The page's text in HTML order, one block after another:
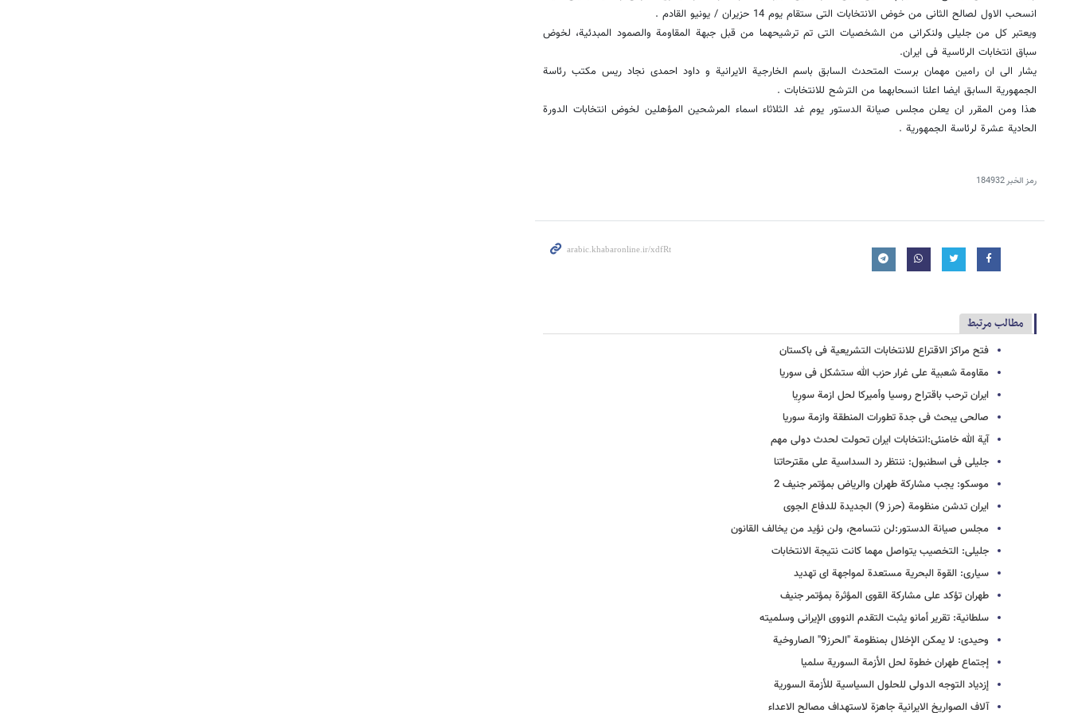
انسحب الاول لصالح الثانی من خوض الانتخابات التی ستقام یوم 14 حزیران / یونیو القادم .
ویعتبر کل من جلیلی ولنکرانی من الشخصیات التی تم ترشیحهما من قبل جبهة المقاومة والصمود المبدئیة، لخوض
سباق انتخابات الرئاسیة فی ایران.
یشار الى ان رامین مهمان برست المتحدث السابق باسم الخارجیة الایرانیة و داود احمدی نجاد ریس مکتب رئاسة
الجمهوریة السابق ایضا اعلنا انسحابهما من الترشح للانتخابات .
هذا ومن المقرر ان یعلن مجلس صیانة الدستور یوم غد الثلاثاء اسماء المرشحین المؤهلین لخوض انتخابات الدورة
الحادیة عشرة لرئاسة الجمهوریة .
رمز الخبر184932
مطالب مرتبط
فتح مراکز الاقتراع للانتخابات التشریعیة فی باکستان
مقاومة شعبیة على غرار حزب الله ستشکل فی سوریا
ایران ترحب باقتراح روسیا وأمیرکا لحل ازمة سورِیا
صالحی یبحث فی جدة تطورات المنطقة وازمة سوریا
آیة الله خامنئی:انتخابات ایران تحولت لحدث دولی مهم
جلیلی فی اسطنبول: ننتظر رد السداسیة على مقترحاتنا
موسکو: یجب مشارکة طهران والریاض بمؤتمر جنیف 2
ایران تدشن منظومة (حرز 9) الجدیدة للدفاع الجوی
مجلس صیانة الدستور:لن نتسامح، ولن نؤید من یخالف القانون
جلیلی: التخصیب یتواصل مهما کانت نتیجة الانتخابات
سیاری: القوة البحریة مستعدة لمواجهة ای تهدید
طهران تؤکد على مشارکة القوى المؤثرة بمؤتمر جنیف
سلطانیة: تقریر أمانو یثبت التقدم النووی الإیرانی وسلمیته
وحیدی: لا یمکن الإخلال بمنظومة "الحرز9" الصاروخیة
إجتماع طهران خطوة لحل الأزمة السوریة سلمیا
إزدیاد التوجه الدولی للحلول السیاسیة للأزمة السوریة
آلاف الصواریخ الایرانیة جاهزة لاستهداف مصالح الاعداء